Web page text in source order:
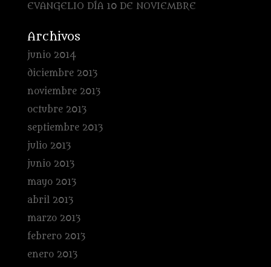
EVANGELIO DÍA 10 DE NOVIEMBRE
Archivos
junio 2014
diciembre 2013
noviembre 2013
octubre 2013
septiembre 2013
julio 2013
junio 2013
mayo 2013
abril 2013
marzo 2013
febrero 2013
enero 2013